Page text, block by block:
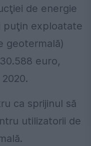
de energie
puţin exploatate
geotermală)
euro,
ca sprijinul să
utilizatorii de